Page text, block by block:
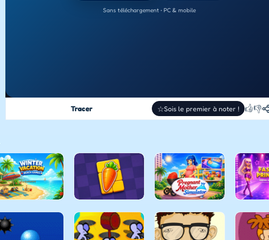
Sans téléchargement • PC & mobile
Tracer ☆Sois le premier à noter ! 👍👎